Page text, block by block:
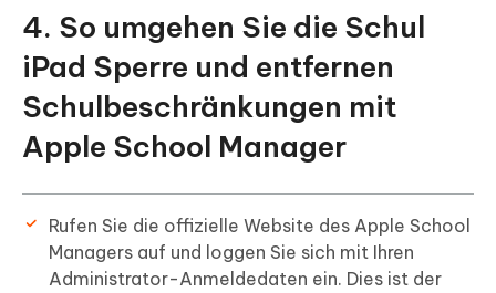
4. So umgehen Sie die Schul
iPad Sperre und entfernen
Schulbeschränkungen mit
Apple School Manager
Rufen Sie die offizielle Website des Apple School
Managers auf und loggen Sie sich mit Ihren
Administrator-Anmeldedaten ein. Dies ist der